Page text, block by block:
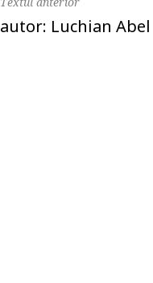
autor: Luchian Abel